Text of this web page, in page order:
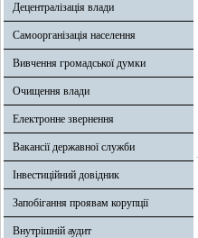
Децентралізація влади
Самоорганізація населення
Вивчення громадської думки
Очищення влади
Електронне звернення
Вакансії державної служби
Інвестиційний довідник
Запобігання проявам корупції
Внутрішній аудит